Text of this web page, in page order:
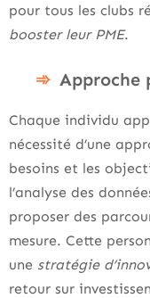
pour tous les clubs
booster leur PME.
Approche
Chaque individu
nécessité d’une
besoins et les
l’analyse des
proposer des
mesure. Cette
une stratégie
retour sur